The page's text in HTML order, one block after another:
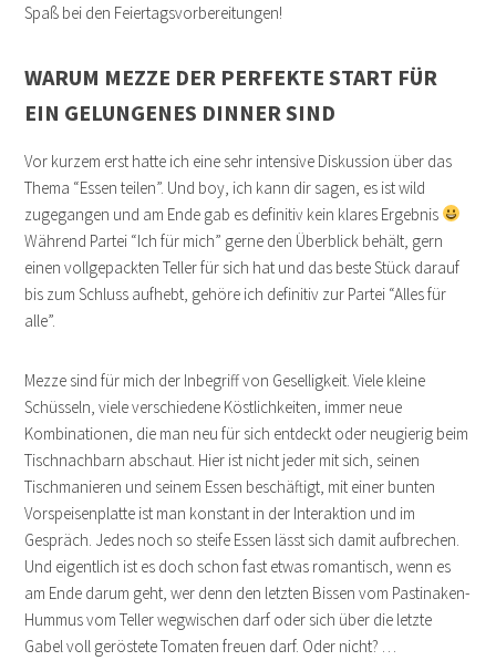
Spaß bei den Feiertagsvorbereitungen!
WARUM MEZZE DER PERFEKTE START FÜR
EIN GELUNGENES DINNER SIND
Vor kurzem erst hatte ich eine sehr intensive Diskussion über das
Thema “Essen teilen”. Und boy, ich kann dir sagen, es ist wild
zugegangen und am Ende gab es definitiv kein klares Ergebnis
Während Partei “Ich für mich” gerne den Überblick behält, gern
einen vollgepackten Teller für sich hat und das beste Stück darauf
bis zum Schluss aufhebt, gehöre ich definitiv zur Partei “Alles für
alle”.
Mezze sind für mich der Inbegriff von Geselligkeit. Viele kleine
Schüsseln, viele verschiedene Köstlichkeiten, immer neue
Kombinationen, die man neu für sich entdeckt oder neugierig beim
Tischnachbarn abschaut. Hier ist nicht jeder mit sich, seinen
Tischmanieren und seinem Essen beschäftigt, mit einer bunten
Vorspeisenplatte ist man konstant in der Interaktion und im
Gespräch. Jedes noch so steife Essen lässt sich damit aufbrechen.
Und eigentlich ist es doch schon fast etwas romantisch, wenn es
am Ende darum geht, wer denn den letzten Bissen vom Pastinaken-
Hummus vom Teller wegwischen darf oder sich über die letzte
Gabel voll geröstete Tomaten freuen darf. Oder nicht? …